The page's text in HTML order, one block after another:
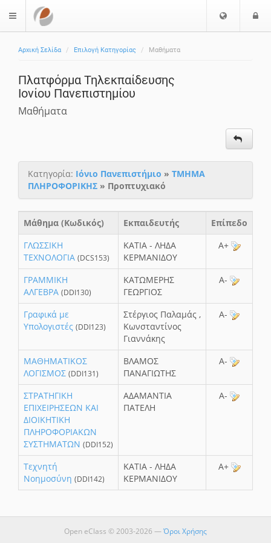
$langMenu
ώ
σ
σ
Αρχική Σελίδα Επιλογή Κατηγορίας Μαθήματα
Πλατφόρμα Τηλεκπαίδευσης
Ιονίου Πανεπιστημίου
Μαθήματα
Κατηγορία: Ιόνιο Πανεπιστήμιο » ΤΜΗΜΑ
ΠΛΗΡΟΦΟΡΙΚΗΣ » Προπτυχιακό
Μάθημα (Κωδικός) Εκπαιδευτής
Επίπεδο
ΓΛΩΣΣΙΚΗ
ΤΕΧΝΟΛΟΓΙΑ (DCS153)
ΚΑΤΙΑ - ΛΗΔΑ
ΚΕΡΜΑΝΙΔΟΥ
A+
ΓΡΑΜΜΙΚΗ
ΑΛΓΕΒΡΑ (DDI130)
ΚΑΤΩΜΕΡΗΣ
ΓΕΩΡΓΙΟΣ
A-
Γραφικά με
Υπολογιστές (DDI123)
Στέργιος Παλαμάς ,
Κωνσταντίνος
Γιαννάκης
A-
ΜΑΘΗΜΑΤΙΚΟΣ
ΛΟΓΙΣΜΟΣ (DDI131)
ΒΛΑΜΟΣ
ΠΑΝΑΓΙΩΤΗΣ
A-
ΣΤΡΑΤΗΓΙΚΗ
ΕΠΙΧΕΙΡΗΣΕΩΝ ΚΑΙ
ΔΙΟΙΚΗΤΙΚΗ
ΠΛΗΡΟΦΟΡΙΑΚΩΝ
ΣΥΣΤΗΜΑΤΩΝ (DDI152)
ΑΔΑΜΑΝΤΙΑ
ΠΑΤΕΛΗ
A-
Τεχνητή
Νοημοσύνη (DDI142)
ΚΑΤΙΑ - ΛΗΔΑ
ΚΕΡΜΑΝΙΔΟΥ
A+
Open eClass © 2003-2026 —Όροι Χρήσης